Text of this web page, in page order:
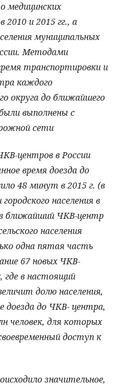
медицинских
2010 и 2015 гг., а
муниципальных
Методами
транспортировки и
каждого
округа до ближайшего
выполнены с
сети
центров в России
время доезда до
48 минут в 2015 г. (в
населения в
ближайший ЧКВ-центр
населения
одна пятая часть
67 новых ЧКВ-
где в настоящий
долю населения,
доезда до ЧКВ- центра,
человек, для которых
доступ к
значительное,